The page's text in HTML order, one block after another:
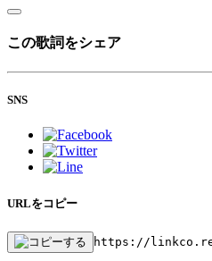
この歌詞をシェア
SNS
URLをコピー
https://linkco.re/